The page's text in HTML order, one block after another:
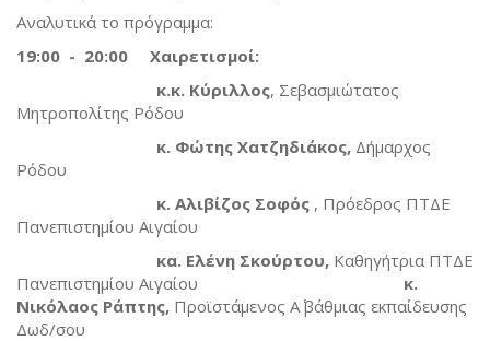
Αναλυτικά το πρόγραμμα:
19:00 - 20:00 Χαιρετισμοί:
κ.κ. Κύριλλος, Σεβασμιώτατος
Μητροπολίτης Ρόδου
κ. Φώτης Χατζηδιάκος, Δήμαρχος
Ρόδου
κ. Αλιβίζος Σοφός , Πρόεδρος ΠΤΔΕ
Πανεπιστημίου Αιγαίου
κα. Ελένη Σκούρτου, Καθηγήτρια ΠΤΔΕ
Πανεπιστημίου Αιγαίου κ.
Νικόλαος Ράπτης, Προϊστάμενος Α΄ βάθμιας εκπαίδευσης
Δωδ/σου